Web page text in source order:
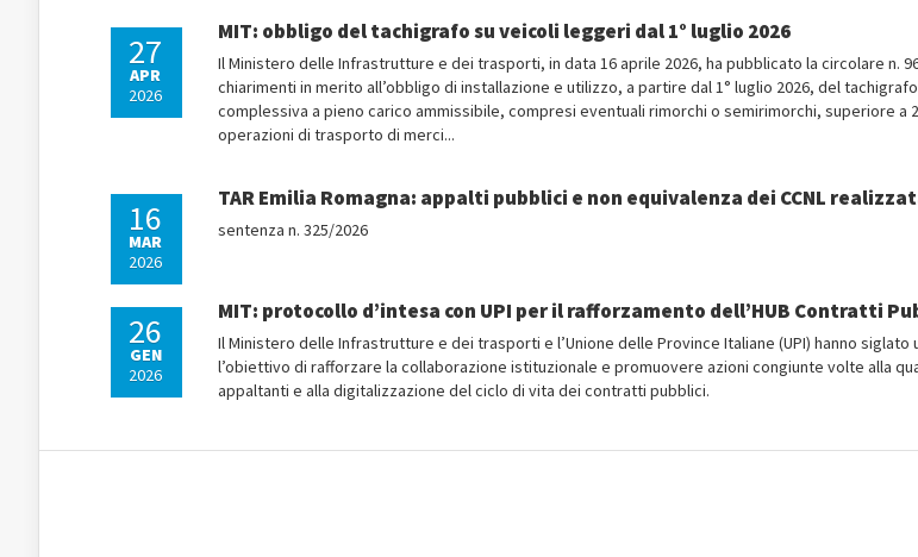
27
APR
2026
MIT: obbligo del tachigrafo su veicoli leggeri dal 1° luglio 2026
Il Ministero delle Infrastrutture e dei trasporti, in data 16 aprile 2026, ha pubblicato la circolare n.
chiarimenti in merito all’obbligo di installazione e utilizzo, a partire dal 1° luglio 2026, del
complessiva a pieno carico ammissibile, compresi eventuali rimorchi o semirimorchi, superiore a
operazioni di trasporto di merci...
16
MAR
2026
TAR Emilia Romagna: appalti pubblici e non equivalenza dei CCNL
sentenza n. 325/2026
26
GEN
2026
MIT: protocollo d’intesa con UPI per il rafforzamento dell’HUB Contratti
Il Ministero delle Infrastrutture e dei trasporti e l’Unione delle Province Italiane (UPI) hanno siglato
l’obiettivo di rafforzare la collaborazione istituzionale e promuovere azioni congiunte volte alla
appaltanti e alla digitalizzazione del ciclo di vita dei contratti pubblici.